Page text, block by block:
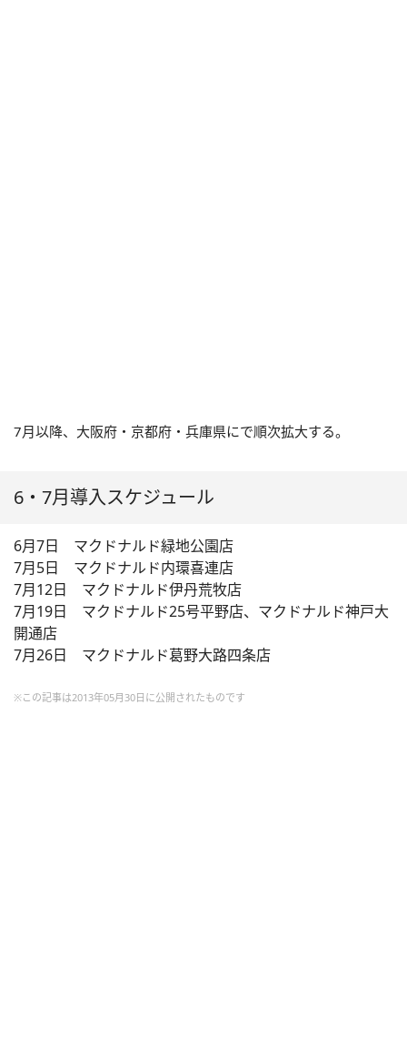
7月以降、大阪府・京都府・兵庫県にで順次拡大する。
6・7月導入スケジュール
6月7日 マクドナルド緑地公園店
7月5日 マクドナルド内環喜連店
7月12日 マクドナルド伊丹荒牧店
7月19日 マクドナルド25号平野店、マクドナルド神戸大
開通店
7月26日 マクドナルド葛野大路四条店
※この記事は2013年05月30日に公開されたものです